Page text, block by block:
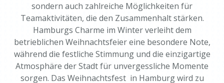
sondern auch zahlreiche Möglichkeiten für
Teamaktivitäten, die den Zusammenhalt stärken.
Hamburgs Charme im Winter verleiht dem
betrieblichen Weihnachtsfeier eine besondere Note,
während die festliche Stimmung und die einzigartige
Atmosphäre der Stadt für unvergessliche Momente
sorgen. Das Weihnachtsfest in Hamburg wird zu